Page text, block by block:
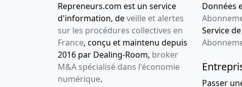
Repreneurs.com est un service
d'information, deveille et alertes
sur les procédures collectives en
France, conçu et maintenu depuis
2016 par Dealing-Room, broker
M&A spécialisé dans l'économie
numérique.
Données
Service
Passer